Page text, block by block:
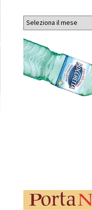
Archivi